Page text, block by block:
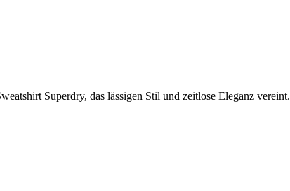
Superdry, das lässigen Stil und zeitlose Eleganz vereint.